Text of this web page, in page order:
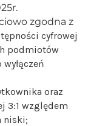
zgodna z
cyfrowej
podmiotów
oraz
3:1 względem
niski;